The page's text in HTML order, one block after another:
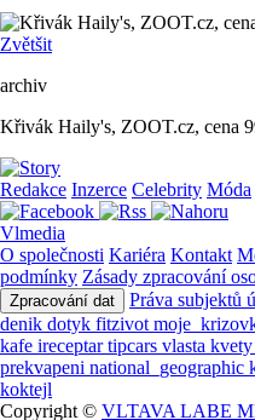
Zvětšit
archiv
Křivák Haily's, ZOOT.cz, cena
Redakce Inzerce Celebrity Móda
Vlmedia
O společnosti Kariéra Kontakt
podmínky Zásady zpracování
Zpracování dat
Práva subjektů
denik dotyk fitzivot
kafe ireceptartipcars vlasta kvety
prekvapeni national_geographic
koktejl
Copyright © VLTAVA LABE